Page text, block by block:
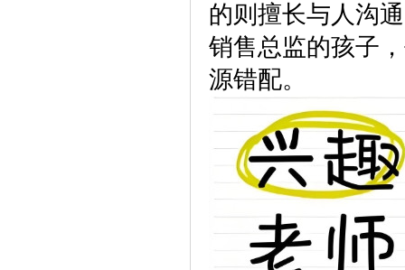
的则擅长与人沟
销售总监的孩子
源错配。